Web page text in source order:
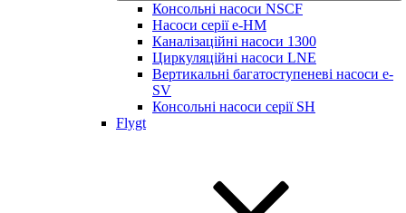
Консольні насоси NSCF
Насоси серії е-HM
Каналізаційні насоси 1300
Циркуляційні насоси LNE
Вертикальні багатоступеневі насоси e-
SV
Консольні насоси серії SH
Flygt